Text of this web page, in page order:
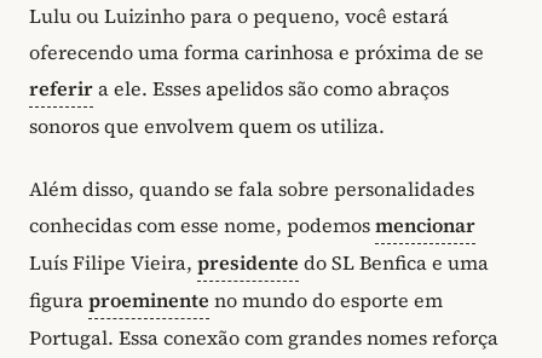
Lulu ou Luizinho para o pequeno, você estará
oferecendo uma forma carinhosa e próxima de se
referira ele. Esses apelidos são como abraços
sonoros que envolvem quem os utiliza.
Além disso, quando se fala sobre personalidades
conhecidas com esse nome, podemosmencionar
Luís Filipe Vieira, presidente do SL Benfica e uma
figuraproeminente no mundo do esporte em
Portugal. Essa conexão com grandes nomes reforça